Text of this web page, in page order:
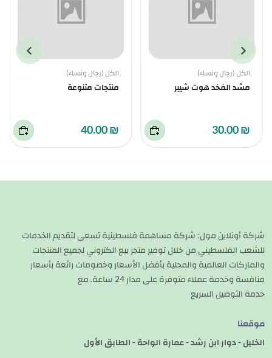
الكل (رجال ونساء)
مشد الفخد هوت شيبر
₪ 30.00
الكل (رجال ونساء)
منتجات متنوعة
₪ 40.00
شركة أونلاين مول: شركة مساهمة فلسطينية تسعى لتقديم الخدمات
للشعب الفلسطيني من خلال توفير متجر بيع الكتروني لجميع المنتجات
والماركات العالمية والمحلية بأفضل الأسعار وخصومات رائعة بأسعار
منافسة وخدمة عملاء متوفرة على مدار 24 ساعة. مع
خدمة التوصيل السريع
موقعنا
الخليل - دوار ابن رشد - عمارة الواحة - الطابق الأول